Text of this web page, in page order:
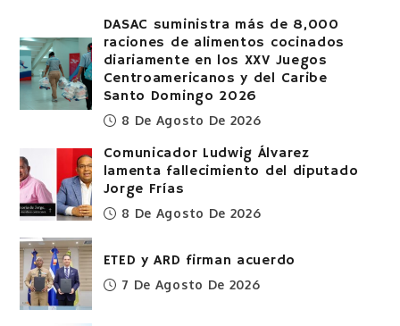
DASAC suministra más de 8,000
raciones de alimentos cocinados
diariamente en los XXV Juegos
Centroamericanos y del Caribe
Santo Domingo 2026
8 De Agosto De 2026
Comunicador Ludwig Álvarez
lamenta fallecimiento del diputado
Jorge Frías
8 De Agosto De 2026
ETED y ARD firman acuerdo
7 De Agosto De 2026